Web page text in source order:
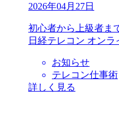
2026年04月27日
初心者から上級者ま
日経テレコン オンラ
お知らせ
テレコン仕事術
詳しく見る